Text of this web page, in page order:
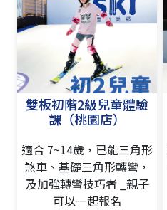
雙板初階2級兒童體驗
課（桃園店）
適合 7~14歲，已能三角形
煞車、基礎三角形轉彎，
及加強轉彎技巧者 _親子
可以一起報名